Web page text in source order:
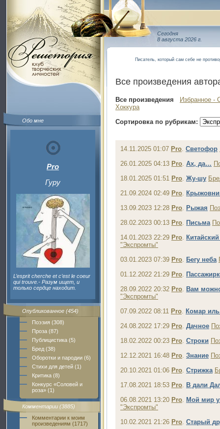
Обо мне
Pro
Гуру
L’esprit cherche et c’est le coeur
qui trouve.- Разум ищет, и
только сердце находит.
Опубликованное (454)
Поэзия (308)
Проза (87)
Публицистика (5)
Бред (38)
Оборотки и пародии (6)
Стихи для детей (1)
Критика (8)
Конкурс «Соловей и
роза» (1)
Комментарии (3885)
Комментарии к моим
произведениям (1717)
Сегодня
8 августа 2026 г.
Писатель, который сам себе не
Все произведения
Все произведения
Избранное -
Хоккура
Сортировка по рубрикам:
14.11.2025 01:07 Pro. Светофор
26.01.2025 04:13 Pro. Ах, да…
18.01.2025 01:51 Pro. Жу-шу
21.09.2024 02:49 Pro.
13.09.2023 12:28 Pro. Рыжая
28.02.2023 00:13 Pro. Письма
14.01.2023 22:29 Pro.
"Экспромты"
03.01.2023 07:39 Pro. Бегу неба
01.12.2022 21:29 Pro.
28.09.2022 20:32 Pro. Вам
"Экспромты"
07.09.2022 08:11 Pro. Комар
24.08.2022 17:29 Pro. Дачное
18.02.2022 00:23 Pro. Строки
12.12.2021 16:48 Pro. Знание
20.10.2021 01:06 Pro. Стрижка
17.08.2021 18:53 Pro. В дали
06.08.2021 13:20 Pro. Мой мир
"Экспромты"
10.02.2021 21:26 Pro. Старый